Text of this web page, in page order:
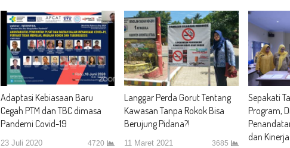
Adaptasi Kebiasaan Baru
Cegah PTM dan TBC dimasa
Pandemi Covid-19
23 Juli 2020 4720
Langgar Perda Gorut Tentang
Kawasan Tanpa Rokok Bisa
Berujung Pidana?!
11 Maret 2021 3685
Sepakati
Program,
dan Kinerja